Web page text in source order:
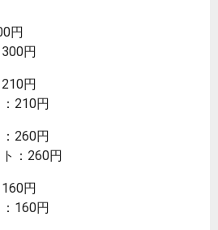
円
円
円
210円
260円
：260円
円
160円